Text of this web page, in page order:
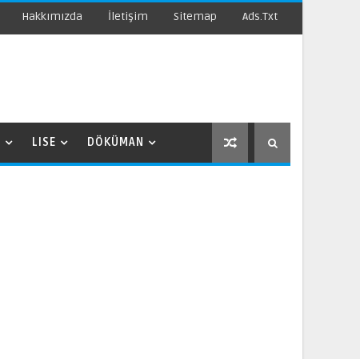
Hakkımızda İletişim Sitemap Ads.txt
LISE DÖKÜMAN